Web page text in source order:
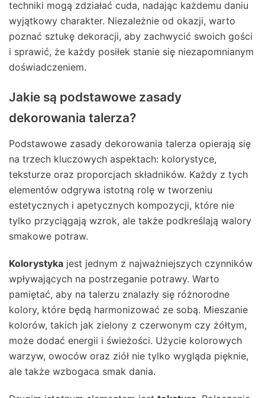
techniki mogą zdziałać cuda, nadając każdemu daniu
wyjątkowy charakter. Niezależnie od okazji, warto
poznać sztukę dekoracji, aby zachwycić swoich gości
i sprawić, że każdy posiłek stanie się niezapomnianym
doświadczeniem.
Jakie są podstawowe zasady
dekorowania talerza?
Podstawowe zasady dekorowania talerza opierają się
na trzech kluczowych aspektach: kolorystyce,
teksturze oraz proporcjach składników. Każdy z tych
elementów odgrywa istotną rolę w tworzeniu
estetycznych i apetycznych kompozycji, które nie
tylko przyciągają wzrok, ale także podkreślają walory
smakowe potraw.
Kolorystyka jest jednym z najważniejszych czynników
wpływających na postrzeganie potrawy. Warto
pamiętać, aby na talerzu znalazły się różnorodne
kolory, które będą harmonizować ze sobą. Mieszanie
kolorów, takich jak zielony z czerwonym czy żółtym,
może dodać energii i świeżości. Użycie kolorowych
warzyw, owoców oraz ziół nie tylko wygląda pięknie,
ale także wzbogaca smak dania.